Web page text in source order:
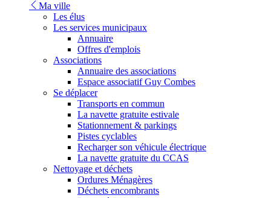
Ma ville
Les élus
Les services municipaux
Annuaire
Offres d'emplois
Associations
Annuaire des associations
Espace associatif Guy Combes
Se déplacer
Transports en commun
La navette gratuite estivale
Stationnement & parkings
Pistes cyclables
Recharger son véhicule électrique
La navette gratuite du CCAS
Nettoyage et déchets
Ordures Ménagères
Déchets encombrants